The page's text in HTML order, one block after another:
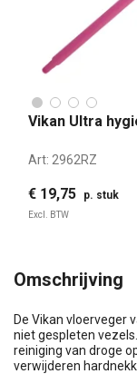
Vikan Ultra
Art: 2962RZ
€ 19,75 p. stuk
Excl. BTW
Omschrijving
De Vikan vloerveger
niet gespleten
reiniging van droge
verwijderen